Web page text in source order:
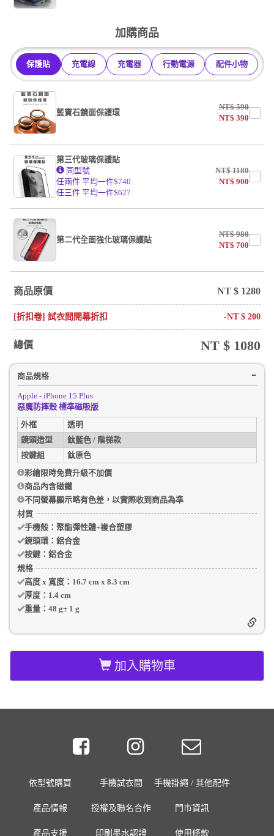
加購商品
保護貼 充電線 充電器 行動電源 配件小物
藍寶石鏡面保護環
NT$590
NT$390
第三代玻璃保護貼
同型號
任兩件 平均一件$740
任三件 平均一件$627
NT$1180
NT$900
第二代全面強化玻璃保護貼
NT$980
NT$700
商品原價 NT $ 1280
[折扣卷] 試衣間開幕折扣 -NT $200
總價 NT $ 1080
商品規格
Apple - iPhone 15 Plus
惡魔防摔殼 標準磁吸版
外框
透明
鏡頭造型
鈦藍色 / 階梯款
按鍵組
鈦原色
彩繪限時免費升級不加價
商品內含磁鐵
不同螢幕顯示略有色差，以實際收到商品為準
材質
手機殼：聚酯彈性體+複合塑膠
鏡頭環： 鋁合金
按鍵： 鋁合金
規格
高度 x 寬度： 16.7 cm x 8.3 cm
厚度： 1.4 cm
重量： 48 g±1 g
加入購物車
依型號購買 手機試衣間 手機掛繩 / 其他配件
產品情報 授權及聯名合作 門市資訊
產品支援 印刷墨水認證 使用條款